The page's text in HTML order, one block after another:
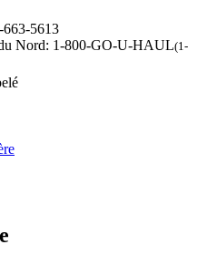
663-5613
Nord: 1-800-GO-U-HAUL(1-